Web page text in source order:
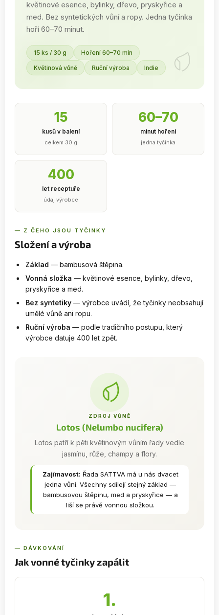
květinové esence, bylinky, dřevo, pryskyřice a
med. Bez syntetických vůní a ropy. Jedna tyčinka
hoří 60–70 minut.
15 ks / 30 g Hoření 60–70 min
Květinová vůně Ruční výroba Indie
15
kusů v balení
celkem 30 g
60–70
minut hoření
jedna tyčinka
400
let receptuře
údaj výrobce
— Z ČEHO JSOU TYČINKY
Složení a výroba
Základ — bambusová štěpina.
Vonná složka — květinové esence, bylinky, dřevo,
pryskyřice a med.
Bez syntetiky — výrobce uvádí, že tyčinky neobsahují
umělé vůně ani ropu.
Ruční výroba — podle tradičního postupu, který
výrobce datuje 400 let zpět.
ZDROJ VŮNĚ
Lotos (Nelumbo nucifera)
Lotos patří k pěti květinovým vůním řady vedle
jasmínu, růže, champy a flory.
Zajímavost: Řada SATTVA má u nás dvacet
jedna vůní. Všechny sdílejí stejný základ —
bambusovou štěpinu, med a pryskyřice — a
liší se právě vonnou složkou.
— DÁVKOVÁNÍ
Jak vonné tyčinky zapálit
1.